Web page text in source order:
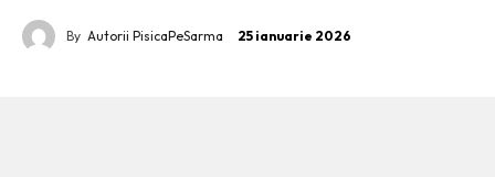
By Autorii PisicaPeSarma 25 ianuarie 2026